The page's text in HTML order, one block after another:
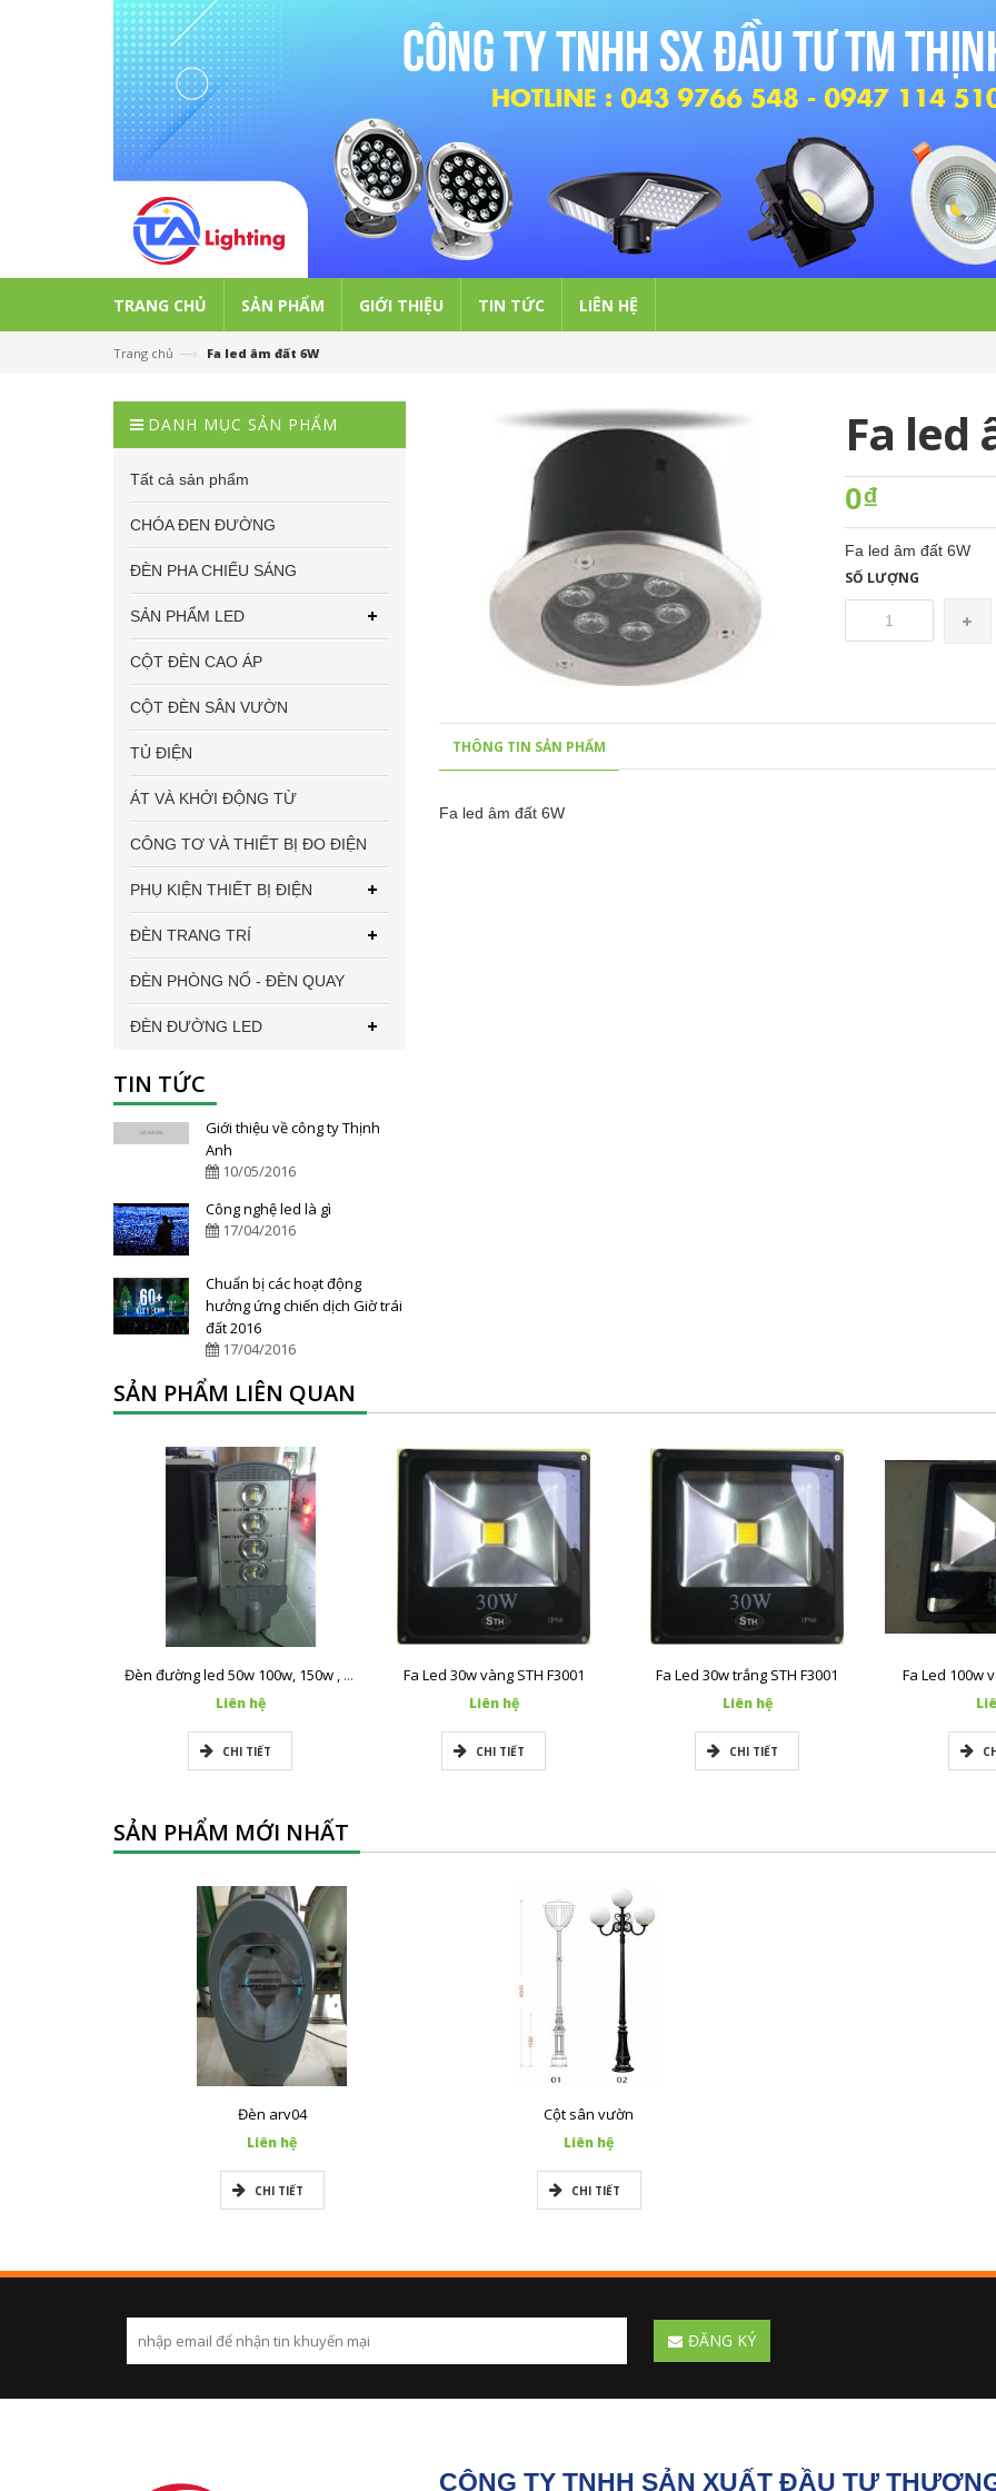
TRANG CHỦ SẢN PHẨM GIỚI THIỆU TIN TỨC LIÊN HỆ
Trang chủ —› Fa led âm đất 6W
Fa led
0₫
Fa led âm đất 6W
SỐ LƯỢNG
THÔNG TIN SẢN PHẨM
Fa led âm đất 6W
DANH MỤC SẢN PHẨM
Tất cả sản phẩm
CHÓA ĐEN ĐƯỜNG
ĐÈN PHA CHIẾU SÁNG
SẢN PHẨM LED
CỘT ĐÈN CAO ÁP
CỘT ĐÈN SÂN VƯỜN
TỦ ĐIỆN
ÁT VÀ KHỞI ĐỘNG TỪ
CÔNG TƠ VÀ THIẾT BỊ ĐO ĐIỆN
PHỤ KIỆN THIẾT BỊ ĐIỆN
ĐÈN TRANG TRÍ
ĐÈN PHÒNG NỔ - ĐÈN QUAY
ĐÈN ĐƯỜNG LED
TIN TỨC
Giới thiệu về công ty Thịnh
Anh
10/05/2016
Công nghệ led là gì
17/04/2016
Chuẩn bị các hoạt động
hưởng ứng chiến dịch Giờ trái
đất 2016
17/04/2016
SẢN PHẨM LIÊN QUAN
Đèn đường led 50w 100w, 150w , 200w, 250w
Liên hệ
CHI TIẾT
Fa Led 30w vàng STH F3001
Liên hệ
CHI TIẾT
Fa Led 30w trắng STH F3001
Liên hệ
CHI TIẾT
Fa Led 100w
SẢN PHẨM MỚI NHẤT
Đèn arv04
Liên hệ
CHI TIẾT
Cột sân vườn
Liên hệ
CHI TIẾT
ĐĂNG KÝ
CÔNG TY TNHH SẢN XUẤT ĐẦU TƯ